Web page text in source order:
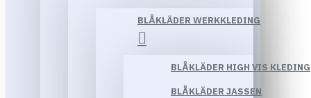
BLÅKLÄDER WERKKLEDING
BLÅKLÄDER HIGH VIS KLEDING
BLÅKLÄDER JASSEN